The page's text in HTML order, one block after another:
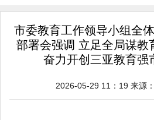
市委教育工作领导小组全
部署会强调 立足全局谋教
奋力开创三亚教育强
2026-05-29 11：19 来源：